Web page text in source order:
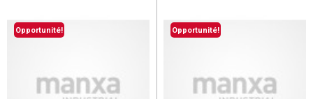
Opportunité! Opportunité!